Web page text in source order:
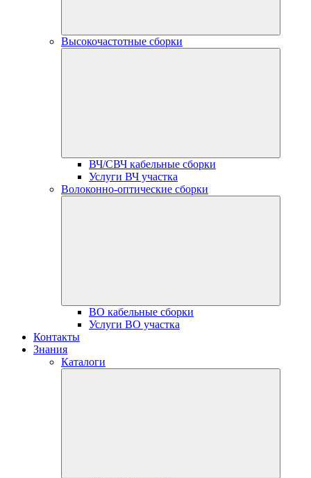
Высокочастотные сборки
ВЧ/СВЧ кабельные сборки
Услуги ВЧ участка
Волоконно-оптические сборки
ВО кабельные сборки
Услуги ВО участка
Контакты
Знания
Каталоги